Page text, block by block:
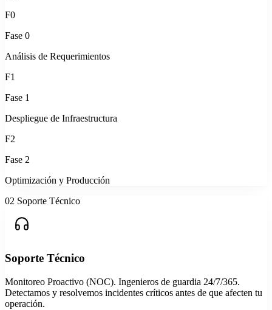
F0
Fase 0
Análisis de Requerimientos
F1
Fase 1
Despliegue de Infraestructura
F2
Fase 2
Optimización y Producción
02 Soporte Técnico
Soporte Técnico
Monitoreo Proactivo (NOC). Ingenieros de guardia 24/7/365.
Detectamos y resolvemos incidentes críticos antes de que afecten tu
operación.